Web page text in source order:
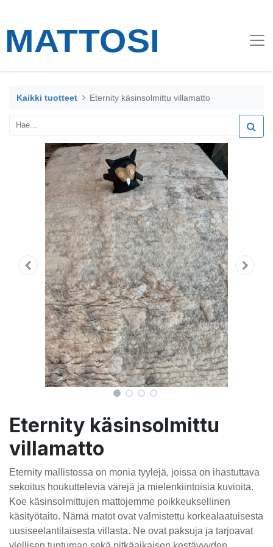
Kaikki tuotteet Eternity käsinsolmittu villamatto
Eternity käsinsolmittu
villamatto
Eternity mallistossa on monia tyylejä, joissa on ihastuttava
sekoitus houkuttelevia värejä ja mielenkiintoisia kuvioita.
Koe käsinsolmittujen mattojemme poikkeuksellinen
käsityötaito. Nämä matot ovat valmistettu korkealaatuisesta
uusiseelantilaisesta villasta. Ne ovat paksuja ja tarjoavat